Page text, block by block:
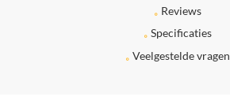
Reviews
Specificaties
Veelgestelde vragen